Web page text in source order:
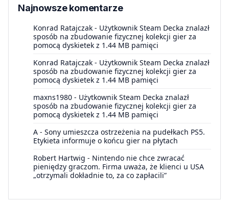
Najnowsze komentarze
Konrad Ratajczak - Użytkownik Steam Decka znalazł
sposób na zbudowanie fizycznej kolekcji gier za
pomocą dyskietek z 1.44 MB pamięci
Konrad Ratajczak - Użytkownik Steam Decka znalazł
sposób na zbudowanie fizycznej kolekcji gier za
pomocą dyskietek z 1.44 MB pamięci
maxns1980 - Użytkownik Steam Decka znalazł
sposób na zbudowanie fizycznej kolekcji gier za
pomocą dyskietek z 1.44 MB pamięci
A - Sony umieszcza ostrzeżenia na pudełkach PS5.
Etykieta informuje o końcu gier na płytach
Robert Hartwig - Nintendo nie chce zwracać
pieniędzy graczom. Firma uważa, że klienci u USA
„otrzymali dokładnie to, za co zapłacili”